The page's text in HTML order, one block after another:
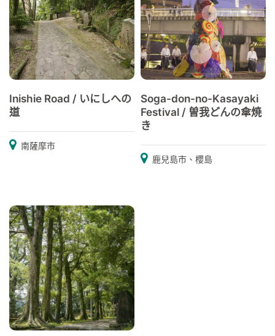
Inishie Road / いにしへの
道
南薩摩市
Soga-don-no-Kasayaki
Festival / 曽我どんの傘焼
き
鹿兒島市、櫻島